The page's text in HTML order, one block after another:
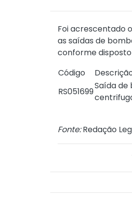
Foi acrescentado
as saídas de
conforme
Código
RS051699
Saída de
Fonte:Redação